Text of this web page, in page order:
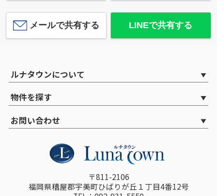
メールで共有する LINEで共有する
ルナタウンについて
物件を探す
お問い合わせ
〒811-2106
福岡県糟屋郡宇美町ひばりが丘１丁目4番12号